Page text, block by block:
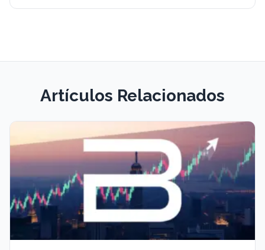
Artículos Relacionados